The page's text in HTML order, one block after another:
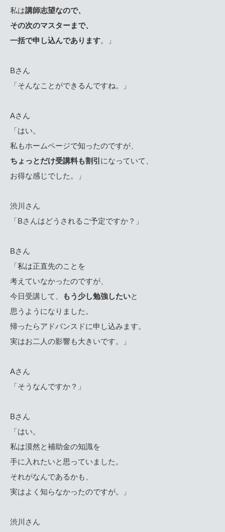
私は講師志望なので、
その次のマスターまで、
一括で申し込んであります。」
Bさん
「そんなことができるんですね。」
Aさん
「はい。
私もホームページで知ったのですが、
ちょっとだけ受講料も割引 になっていて、
お得な感じでした。」
渋川さん
「Bさんはどうされるご予定ですか？」
Bさん
「私は正直先のことを
考えていなかったのですが、
今日受講して、
もう少し勉強したいと
思うようになりました。
帰ったらアドバンスドに申し込みます。
実はお二人の影響も大きいです。」
Aさん
「そうなんですか？」
Bさん
「はい。
私は漠然と補助金の知識を
手に入れたいと思っていました。
それがなんであるかも、
実はよく知らなかったのですが。」
渋川さん